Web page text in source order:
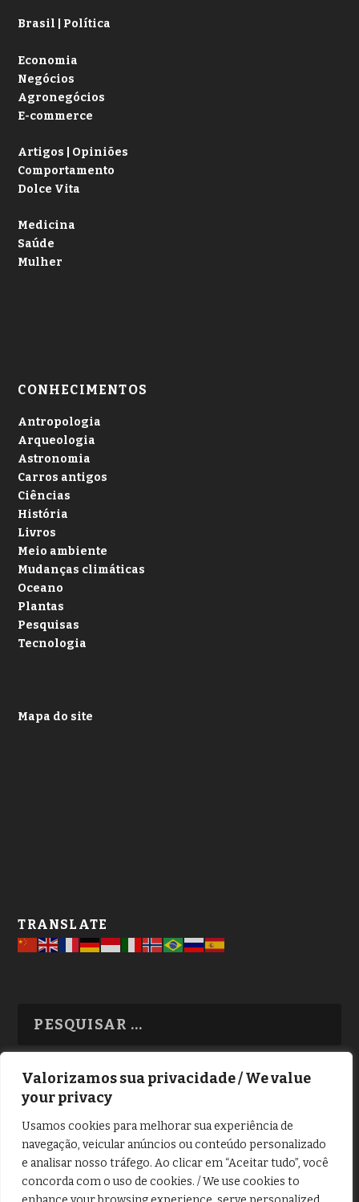
Valorizamos sua privacidade / We value
your privacy
Usamos cookies para melhorar sua experiência de
navegação, veicular anúncios ou conteúdo personalizado
e analisar nosso tráfego. Ao clicar em “Aceitar tudo”, você
concorda com o uso de cookies. / We use cookies to
Brasil | Política
Economia
Negócios
Agronegócios
E-commerce
Artigos | Opiniões
Comportamento
Dolce Vita
Medicina
Saúde
Mulher
CONHECIMENTOS
Antropologia
Arqueologia
Astronomia
Carros antigos
Ciências
História
Livros
Meio ambiente
Mudanças climáticas
Oceano
Plantas
Pesquisas
Tecnologia
Mapa do site
TRANSLATE
TODAS OS ASSUNTOS